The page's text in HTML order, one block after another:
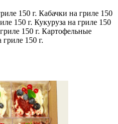
150 г. Кабачки на гриле 150
150 г. Кукуруза на гриле 150
150 г. Картофельные
150 г.